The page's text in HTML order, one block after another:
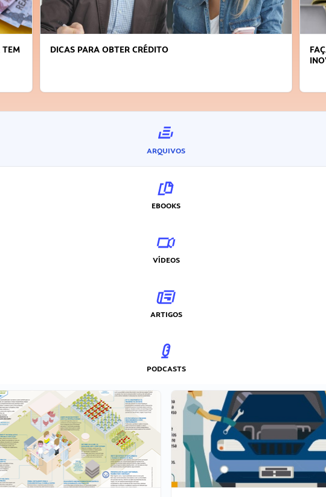
FAÇA A DIFERENÇA: SEJA SUSTENTÁVEL, SEJA
ARQUIVOS
EBOOKS
VÍDEOS
ARTIGOS
PODCASTS